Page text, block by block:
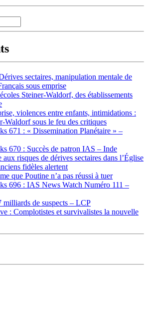
sectaires, manipulation mentale de
sous emprise
Steiner-Waldorf, des établissements
violences entre enfants, intimidations :
Waldorf sous le feu des critiques
671 : « Dissemination Planétaire » –
670 : Succès de patron IAS – Inde
risques de dérives sectaires dans l’Église
fidèles alertent
que Poutine n’a pas réussi à tuer
696 : IAS News Watch Numéro 111 –
milliards de suspects – LCP
: Complotistes et survivalistes la nouvelle